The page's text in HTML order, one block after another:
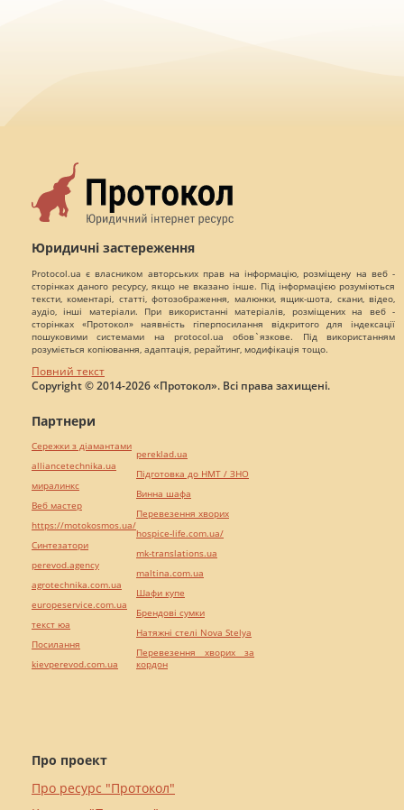
Юридичні застереження
Protocol.ua є власником авторських прав на інформацію, розміщену на веб -
сторінках даного ресурсу, якщо не вказано інше. Під інформацією розуміються
тексти, коментарі, статті, фотозображення, малюнки, ящик-шота, скани, відео,
аудіо, інші матеріали. При використанні матеріалів, розміщених на веб -
сторінках «Протокол» наявність гіперпосилання відкритого для індексації
пошуковими системами на protocol.ua обов`язкове. Під використанням
розуміється копіювання, адаптація, рерайтинг, модифікація тощо.
Повний текст
Copyright © 2014-2026 «Протокол». Всі права захищені.
Про проект
Про ресурс "Протокол"
Партнери
Сережки з діамантами
alliancetechnika.ua
миралинкс
Веб мастер
https://motokosmos.ua/
Синтезатори
perevod.agency
agrotechnika.com.ua
europeservice.com.ua
текст юа
Посилання
kievperevod.com.ua
pereklad.ua
Підготовка до НМТ / ЗНО
Винна шафа
Перевезення хворих
hospice-life.com.ua/
mk-translations.ua
maltina.com.ua
Шафи купе
Брендові сумки
Натяжні стелі Nova Stelya
Перевезення хворих за
кордон